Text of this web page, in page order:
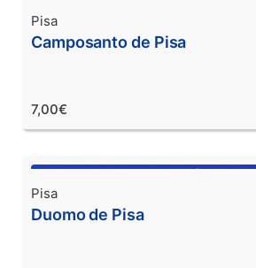
Pisa
Camposanto de Pisa
7,00€
Pisa
Duomo de Pisa